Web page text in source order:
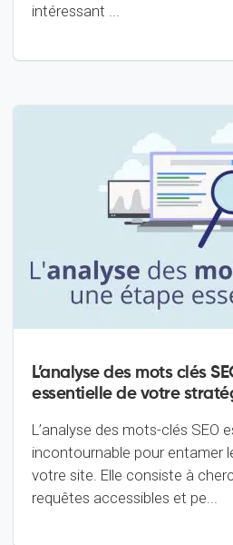
intéressant ...
L’analyse des mots clés
essentielle de votre
L’analyse des mots-clés SEO
incontournable pour entamer
votre site. Elle consiste à
requêtes accessibles et pe...